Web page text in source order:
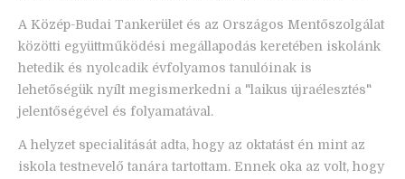
A Közép-Budai Tankerület és az Országos Mentőszolgálat
közötti együttműködési megállapodás keretében iskolánk
hetedik és nyolcadik évfolyamos tanulóinak is
lehetőségük nyílt megismerkedni a "laikus újraélesztés"
jelentőségével és folyamatával.
A helyzet specialitását adta, hogy az oktatást én mint az
iskola testnevelő tanára tartottam. Ennek oka az volt, hogy